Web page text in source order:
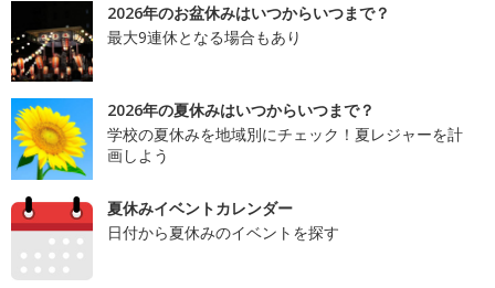
2026年のお盆休みはいつからいつまで？
最大9連休となる場合もあり
2026年の夏休みはいつからいつまで？
学校の夏休みを地域別にチェック！夏レジャーを計
画しよう
夏休みイベントカレンダー
日付から夏休みのイベントを探す